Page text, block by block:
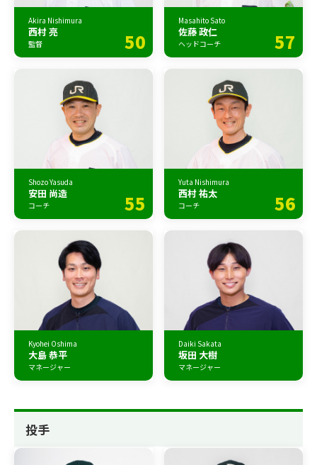
Akira Nishimura
西村 亮
監督 50
Masahito Sato
佐藤 政仁
ヘッドコーチ 57
Shozo Yasuda
安田 尚造
コーチ 55
Yuta Nishimura
西村 祐太
コーチ 56
Kyohei Oshima
大島 恭平
マネージャー
Daiki Sakata
坂田 大樹
マネージャー
投手